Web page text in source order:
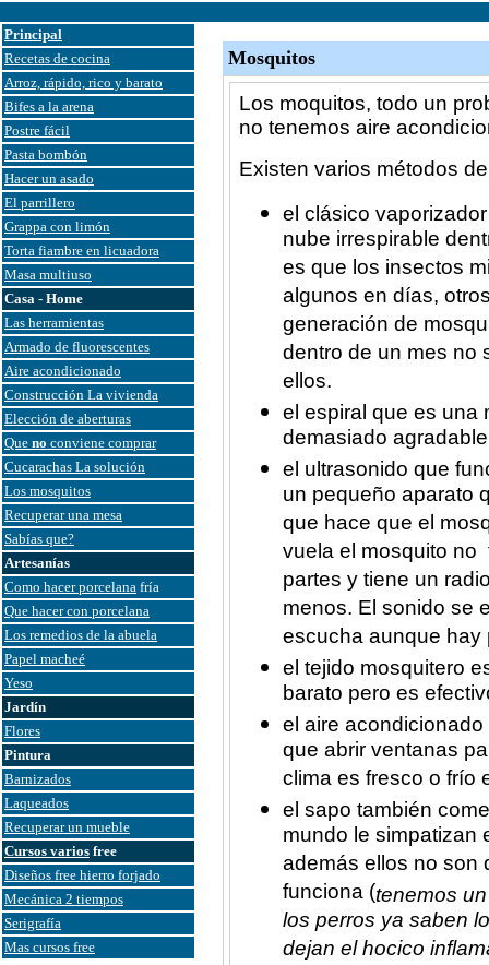
Principal
Recetas de cocina
Arroz, rápido, rico y barato
Bifes a la arena
Postre fácil
Pasta bombón
Hacer un asado
El parrillero
Grappa con limón
Torta fiambre en licuadora
Masa multiuso
Casa - Home
Las herramientas
Armado de fluorescentes
Aire acondicionado
Construcción La vivienda
Elección de aberturas
Que no conviene comprar
Cucarachas La solución
Los mosquitos
Recuperar una mesa
Sabías que?
Artesanías
Como hacer porcelana fría
Que hacer con porcelana
Los remedios de la abuela
Papel macheé
Yeso
Jardín
Flores
Pintura
Barnizados
Laqueados
Recuperar un mueble
Cursos varios free
Diseños free hierro forjado
Mecánica 2 tiempos
Serigrafía
Mas cursos free
Mosquitos
Los moquitos, todo un
no tenemos aire
Existen varios métodos
el clásico
nube irrespirable
es que los insectos
algunos en días,
generación de
dentro de un mes no
ellos.
el espiral que es una
demasiado
el ultrasonido que
un pequeño aparato
que hace que el
vuela el mosquito no
partes y tiene un
menos. El sonido se
escucha aunque
el tejido mosquitero
barato pero es
el aire
que abrir ventanas
clima es fresco o frío
el sapo también
mundo le simpatizan
además ellos no son
funciona (tenemos
los perros ya saben
dejan el hocico